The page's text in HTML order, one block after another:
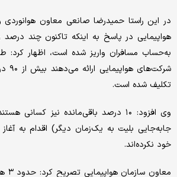
در این راستا حمیدرضا صانعی معاون هوانوردی
هواپیمایی در پاسخ به اینکه تاکنون چند درصد
به‌حساب مسافران واریز شده است، اظهار کرد:
تکلیف شده است.
وی افزود:‌ ۱۰ درصد باقی‌مانده نیز
جابه‌جایی بلیت به یک‌زمان دیگر) اقدام به آغاز
خود نکرده‌اند.